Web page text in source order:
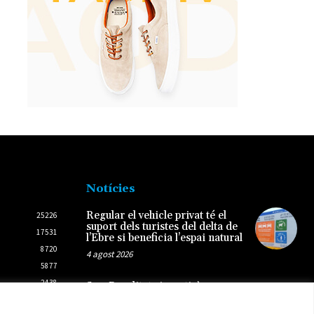
25226
17531
8720
5877
2438
Notícies
Regular el vehicle privat té el
suport dels turistes del delta de
l’Ebre si beneficia l’espai natural
4 agost 2026
SomRuralitats invertirà 3